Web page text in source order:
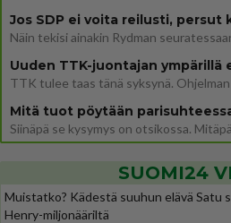
Mitä tuot pöytään
SUOMI24
Muistatko? Kädestä suuhun elävä Satu
Henry-miljonääriltä